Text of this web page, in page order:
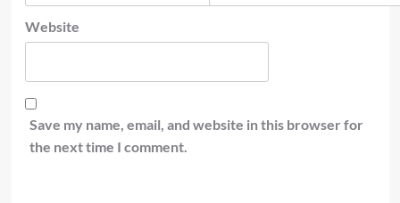
Website
Save my name, email, and website in this browser for
the next time I comment.